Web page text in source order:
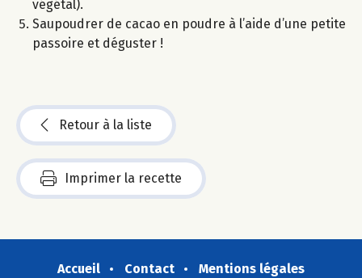
végétal).
Saupoudrer de cacao en poudre à l’aide d’une petite
passoire et déguster !
Retour à la liste
Imprimer la recette
Accueil Contact
Mentions légales